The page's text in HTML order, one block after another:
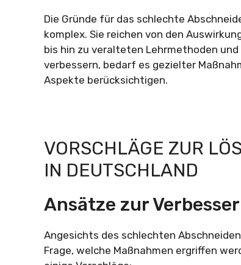
Die Gründe für das schlechte
komplex. Sie reichen von den
bis hin zu veralteten Lehrmethoden
verbessern, bedarf es gezielter
Aspekte berücksichtigen.
VORSCHLÄGE ZUR
IN DEUTSCHLAND
Ansätze zur
Angesichts des schlechten
Frage, welche Maßnahmen ergriffen